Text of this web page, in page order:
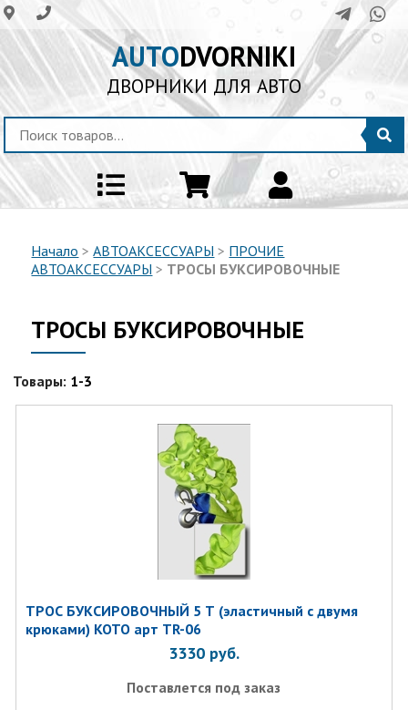
AUTODVORNIKI
ДВОРНИКИ ДЛЯ АВТО
Начало >АВТОАКСЕССУАРЫ > ПРОЧИЕ
АВТОАКСЕССУАРЫ > ТРОСЫ БУКСИРОВОЧНЫЕ
ТРОСЫ БУКСИРОВОЧНЫЕ
Товары: 1-3
ТРОС БУКСИРОВОЧНЫЙ 5 Т (эластичный с двумя
крюками) KOTO арт TR-06
3330 руб.
Поставлется под заказ